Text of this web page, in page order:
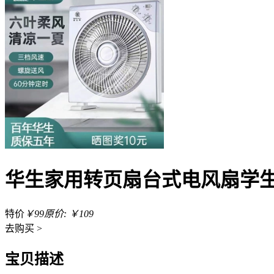
华生家用转页扇台式电风扇学
特价 ￥99原价: ￥109
去购买 >
宝贝描述